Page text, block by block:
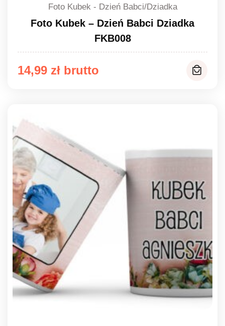
Foto Kubek - Dzień Babci/Dziadka
Foto Kubek – Dzień Babci Dziadka
FKB008
14,99 zł